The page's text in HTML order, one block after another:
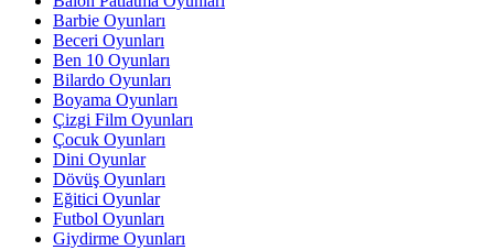
Barbie Oyunları
Beceri Oyunları
Ben 10 Oyunları
Bilardo Oyunları
Boyama Oyunları
Çizgi Film Oyunları
Çocuk Oyunları
Dini Oyunlar
Dövüş Oyunları
Eğitici Oyunlar
Futbol Oyunları
Giydirme Oyunları